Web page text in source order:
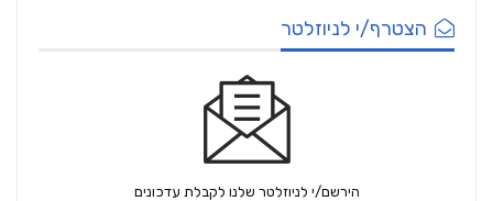
הצטרף/י לניוזלטר
הירשם/י לניוזלטר שלנו לקבלת עדכונים